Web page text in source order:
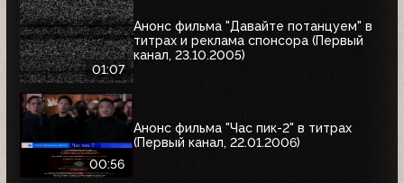
01:07
Анонс фильма "Давайте потанцуем" в
титрах и реклама спонсора (Первый
канал, 23.10.2005)
00:56
Анонс фильма "Час пик-2" в титрах
(Первый канал, 22.01.2006)